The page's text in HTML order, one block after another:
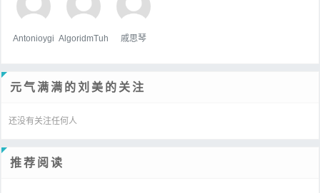
Antonioygi AlgoridmTuh 戚思琴
元气满满的刘美的关注
还没有关注任何人
推荐阅读